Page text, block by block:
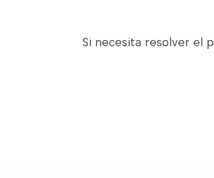
Si necesita resolver el